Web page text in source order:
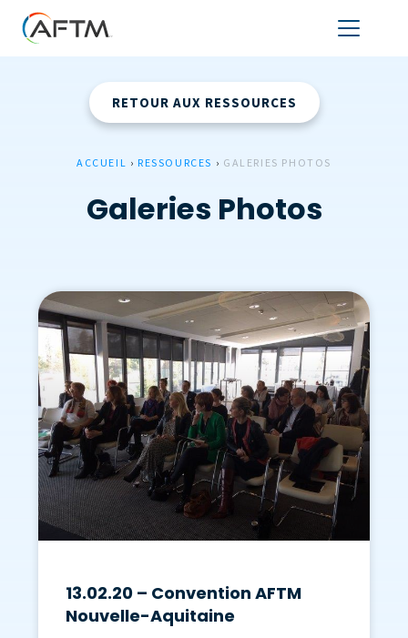
RETOUR AUX RESSOURCES
ACCUEIL › RESSOURCES › GALERIES PHOTOS
Galeries Photos
13.02.20 – Convention AFTM
Nouvelle-Aquitaine